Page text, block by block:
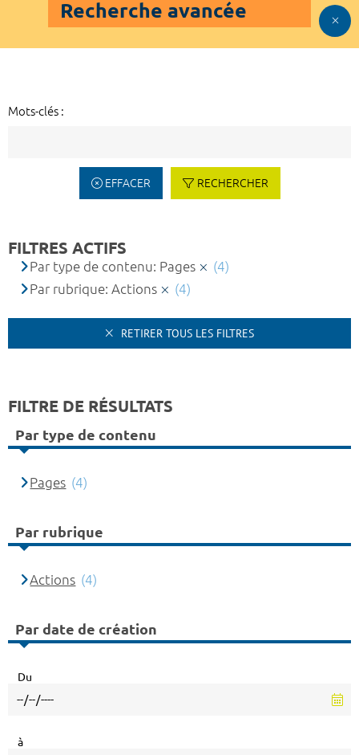
Recherche avancée
Mots-clés :
EFFACER RECHERCHER
FILTRES ACTIFS
Par type de contenu: Pages
(4)
Par rubrique: Actions
(4)
RETIRER TOUS LES FILTRES
FILTRE DE RÉSULTATS
Par type de contenu
Pages (4)
Par rubrique
Actions (4)
Par date de création
Du
à